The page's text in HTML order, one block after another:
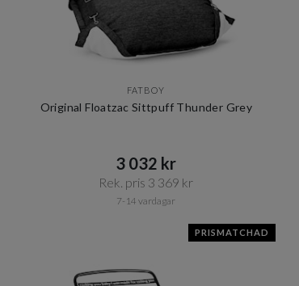
FATBOY
Original Floatzac Sittpuff Thunder Grey
3 032 kr​​
Rek. pris 3 369 kr​​
7-14 vardagar
PRISMATCHAD